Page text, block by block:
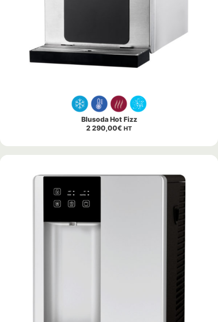
Blusoda Hot Fizz
2 290,00€ HT